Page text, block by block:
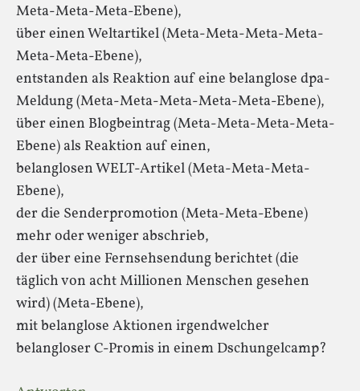
Meta-Meta-Meta-Ebene),
über einen Weltartikel (Meta-Meta-Meta-Meta-
Meta-Meta-Ebene),
entstanden als Reaktion auf eine belanglose dpa-
Meldung (Meta-Meta-Meta-Meta-Meta-Ebene),
über einen Blogbeintrag (Meta-Meta-Meta-Meta-
Ebene) als Reaktion auf einen,
belanglosen WELT-Artikel (Meta-Meta-Meta-
Ebene),
der die Senderpromotion (Meta-Meta-Ebene)
mehr oder weniger abschrieb,
der über eine Fernsehsendung berichtet (die
täglich von acht Millionen Menschen gesehen
wird) (Meta-Ebene),
mit belanglose Aktionen irgendwelcher
belangloser C-Promis in einem Dschungelcamp?